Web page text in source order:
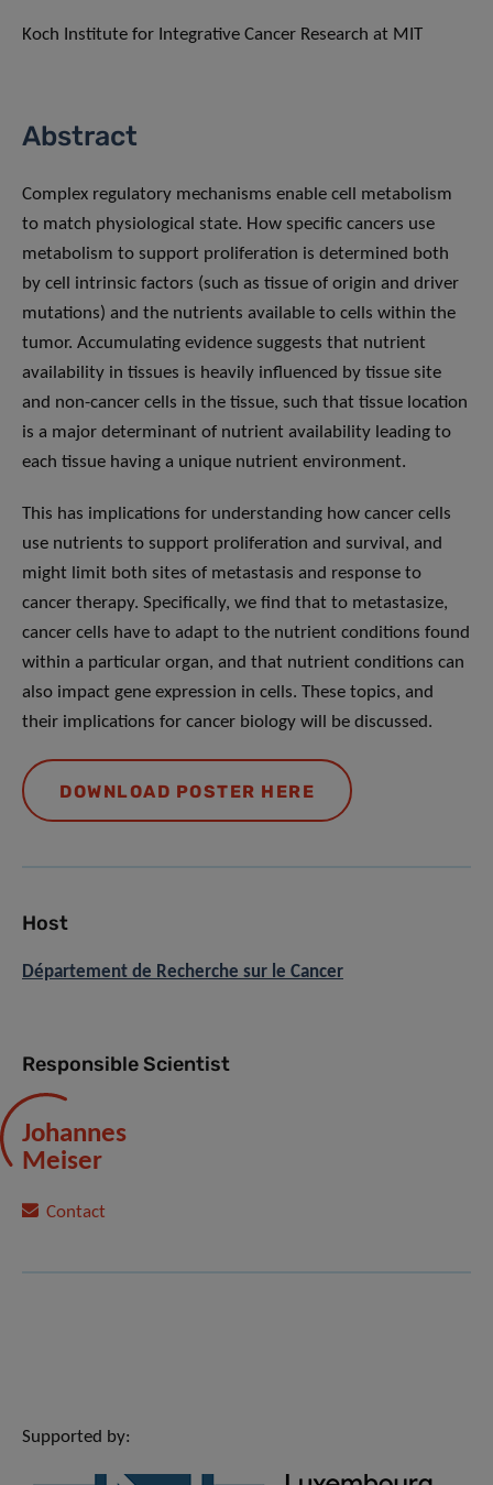
Koch Institute for Integrative Cancer Research at MIT
Abstract
Complex regulatory mechanisms enable cell metabolism
to match physiological state. How specific cancers use
metabolism to support proliferation is determined both
by cell intrinsic factors (such as tissue of origin and driver
mutations) and the nutrients available to cells within the
tumor. Accumulating evidence suggests that nutrient
availability in tissues is heavily influenced by tissue site
and non-cancer cells in the tissue, such that tissue location
is a major determinant of nutrient availability leading to
each tissue having a unique nutrient environment.
This has implications for understanding how cancer cells
use nutrients to support proliferation and survival, and
might limit both sites of metastasis and response to
cancer therapy. Specifically, we find that to metastasize,
cancer cells have to adapt to the nutrient conditions found
within a particular organ, and that nutrient conditions can
also impact gene expression in cells. These topics, and
their implications for cancer biology will be discussed.
DOWNLOAD POSTER HERE
Host
Département de Recherche sur le Cancer
Responsible Scientist
Johannes
Meiser
Contact
Supported by: